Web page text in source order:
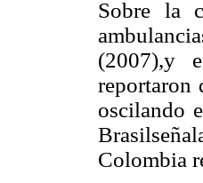
Sobre la
(2007),y
reportaron
oscilando
Colombia